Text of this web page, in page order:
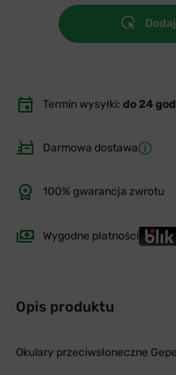
Termin wysyłki: do 24
Darmowa dostawa
100% gwarancja zwrotu
Wygodne płatności
Opis produktu
Okulary przeciwsłoneczne